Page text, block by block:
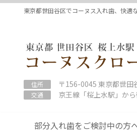
コ
ナ
東京都世田谷区でコーヌス入れ歯、快適
住所 〒156-0045 東京都世
交通 京王線「桜上水駅」か
部分入れ歯をご検討中の方